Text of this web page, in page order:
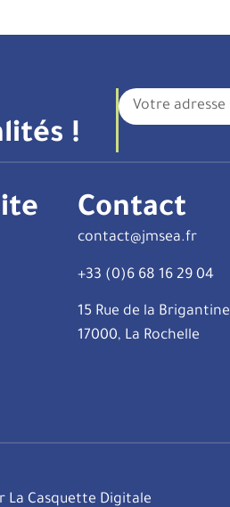
!
Contact
contact@jmsea.fr
+33 (0)6 68 16 29 04
15 Rue de la Brigantine
17000, La Rochelle
La Casquette Digitale